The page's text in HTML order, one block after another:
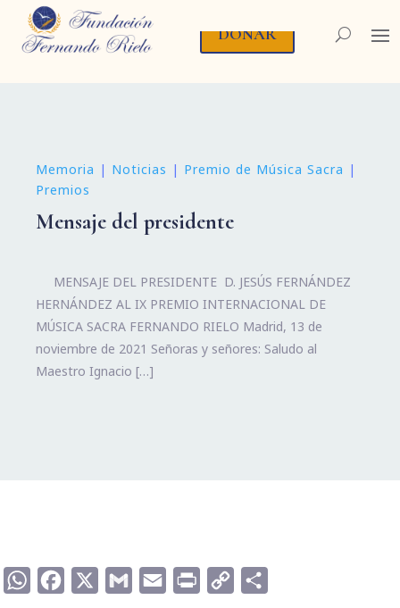
DONAR
Memoria | Noticias | Premio de Música Sacra |
Premios
Mensaje del presidente
MENSAJE DEL PRESIDENTE D. JESÚS FERNÁNDEZ
HERNÁNDEZ AL IX PREMIO INTERNACIONAL DE
MÚSICA SACRA FERNANDO RIELO Madrid, 13 de
noviembre de 2021 Señoras y señores: Saludo al
Maestro Ignacio […]
WhatsAppFacebook Gmail Email Print
Copy